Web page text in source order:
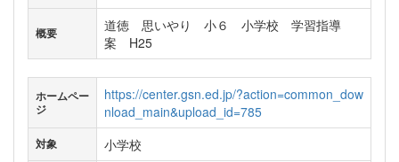
概要
道徳 思いやり 小６ 小学校 学習指導
案 H25
ホームペー
ジ
https://center.gsn.ed.jp/?action=common_dow
nload_main&upload_id=785
対象 小学校